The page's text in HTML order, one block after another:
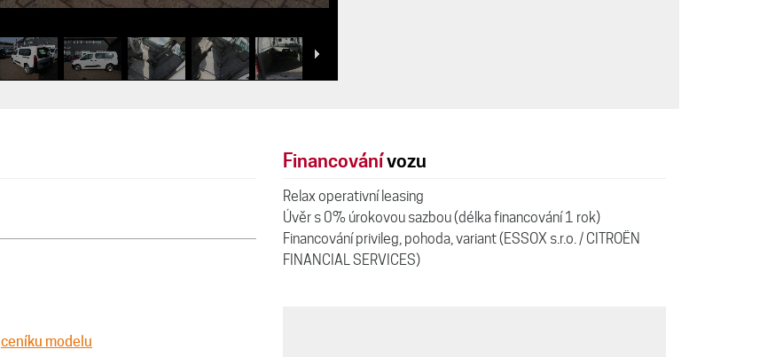
ceníku modelu
Financovánívozu
Relax operativní leasing
Úvěr s 0% úrokovou sazbou (délka financování 1 rok)
Financování privileg, pohoda, variant (ESSOX s.r.o. / CITROËN
FINANCIAL SERVICES)